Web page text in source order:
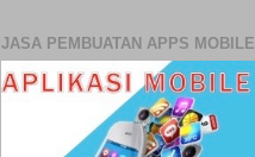
JASA PEMBUATAN APPS MOBILE